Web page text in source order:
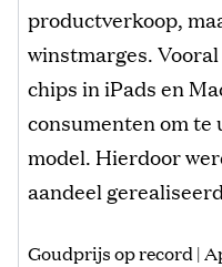
productverkoop,
winstmarges.
chips in iPads en
consumenten om te
model. Hierdoor
aandeel
Goudprijs op record |